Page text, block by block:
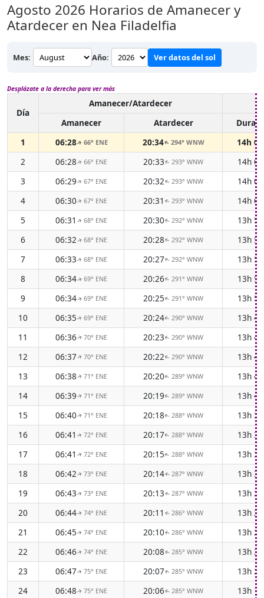
Agosto 2026 Horarios de Amanecer y
Atardecer en Nea Filadelfia
Mes: Año: Ver datos del sol
Desplázate a la derecha para ver más
Día
Amanecer/Atardecer
Amanecer
Atardecer
1
06:28↑ 66° ENE 20:34↑ 294° WNW
14h
2
06:28↑66° ENE 20:33↑293° WNW
14h
3
06:29↑67° ENE 20:32↑293° WNW
14h
4
06:30↑67° ENE 20:31 ↑293° WNW
14h
5
06:31 ↑68° ENE 20:30↑ 292° WNW
13h
6
06:32↑68° ENE 20:28↑ 292° WNW
13h
7
06:33↑68° ENE 20:27↑ 292° WNW
13h
8
06:34↑69° ENE 20:26↑ 291° WNW
13h
9
06:34↑69° ENE 20:25↑ 291° WNW
13h
10
06:35↑69° ENE 20:24↑ 290° WNW
13h
11
06:36↑70° ENE 20:23↑ 290° WNW
13h
12
06:37↑70° ENE 20:22↑ 290° WNW
13h
13
06:38↑71° ENE 20:20↑ 289° WNW
13h
14
06:39↑71° ENE 20:19↑ 289° WNW
13h
15
06:40↑71° ENE 20:18↑ 288° WNW
13h
16
06:41 ↑72° ENE 20:17↑ 288° WNW
13h
17
06:41 ↑72° ENE 20:15↑ 288° WNW
13h
18
06:42↑73° ENE 20:14↑ 287° WNW
13h
19
06:43↑73° ENE 20:13↑ 287° WNW
13h
20
06:44↑ 74° ENE 20:11 ↑ 286° WNW
13h
21
06:45↑ 74° ENE 20:10↑ 286° WNW
13h
22
06:46↑ 74° ENE 20:08↑ 285° WNW
13h
23
06:47↑ 75° ENE 20:07↑ 285° WNW
13h
24
06:48↑ 75° ENE 20:06↑ 285° WNW 13h